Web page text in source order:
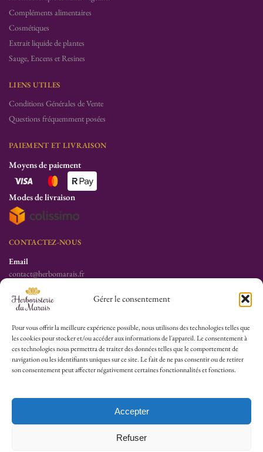
Gérer le consentement
Pour vous offrir la meilleure expérience possible, nous utilisons des technologies telles que
les cookies pour stocker et/ou accéder aux informations de l'appareil. Le consentement à
ces technologies nous permettra de traiter des données telles que le comportement de
navigation ou les identifiants uniques sur ce site. Le fait de ne pas consentir ou de retirer
son consentement peut affecter négativement certaines fonctionnalités et fonctions.
Accepter
Refuser
Compléments alimentaires
Cosmétiques
Extrait liquide de plantes
Sauge, Encens et Resines
LIENS UTILES
Conditions Générales de Vente
Questions fréquemment posées
PAIEMENT ET LIVRAISON
Moyens de paiement
Modes de livraison
CONTACTEZ-NOUS
Email
contact@herbomarais.fr
Téléphone
+33 6 78 19 34 25
S’adresser à l’herboristerie :
6 rue des Filles du Calvaire
75003 Paris
France
Lu-Sa : 10h30/13h30 – 14h30/19h30
Dim (Oct à Mai) : 12h/17h30